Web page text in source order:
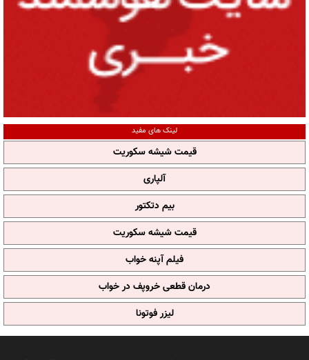
لینک های مفید
قیمت شیشه سکوریت
آلپاری
بیم دتکتور
قیمت شیشه سکوریت
فیلم آپنه خواب
درمان قطعی خروپف در خواب
لیزر فوتونا